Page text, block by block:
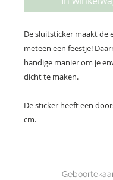
De sluitsticker maakt de
meteen een feestje!
handige manier om je
dicht te maken.
De sticker heeft een
cm.